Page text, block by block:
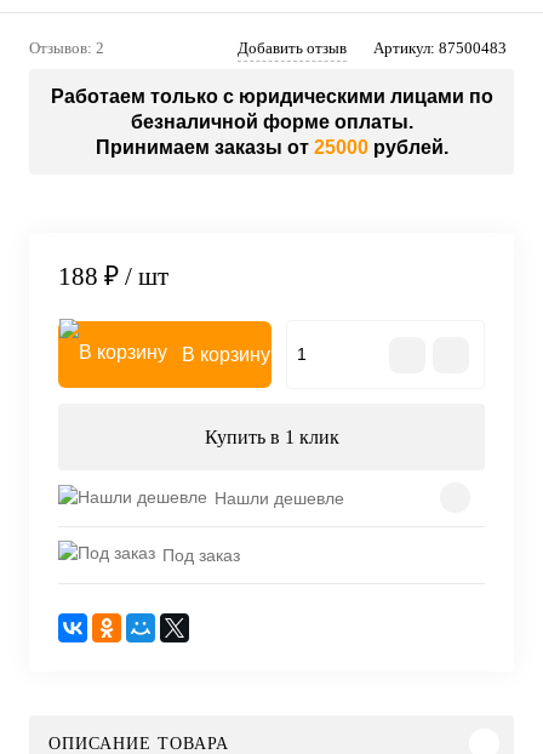
Отзывов: 2 Добавить отзыв Артикул: 87500483
Работаем только с юридическими лицами по
безналичной форме оплаты.
Принимаем заказы от 25000рублей.
188 ₽ / шт
В корзину
Купить в 1 клик
Нашли дешевле
Под заказ
ОПИСАНИЕ ТОВАРА